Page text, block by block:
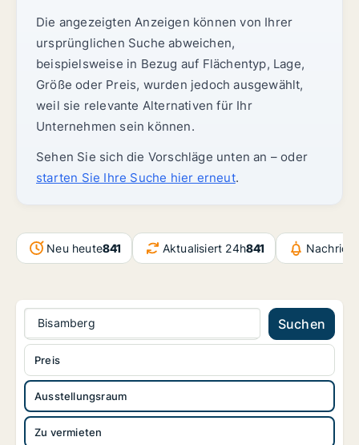
Die angezeigten Anzeigen können von Ihrer
ursprünglichen Suche abweichen,
beispielsweise in Bezug auf Flächentyp, Lage,
Größe oder Preis, wurden jedoch ausgewählt,
weil sie relevante Alternativen für Ihr
Unternehmen sein können.
Sehen Sie sich die Vorschläge unten an – oder
starten Sie Ihre Suche hier erneut.
Neu heute841 Aktualisiert 24h841
Bisamberg Suchen
Ausstellungsraum
Zu vermieten
Preis